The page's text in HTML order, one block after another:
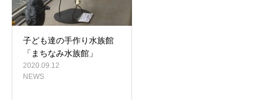
子ども達の手作り水族館
「まちなみ水族館」
2020.09.12
NEWS